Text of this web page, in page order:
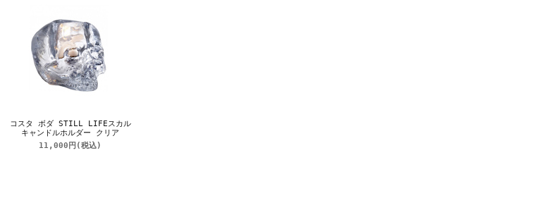
コスタ ボダ STILL LIFEスカル
キャンドルホルダー クリア
11,000円 (税込)